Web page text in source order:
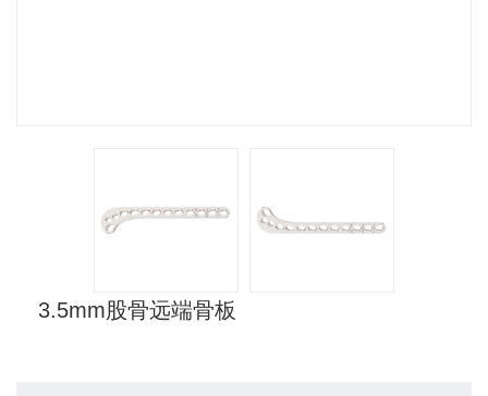
3.5mm股骨远端骨板